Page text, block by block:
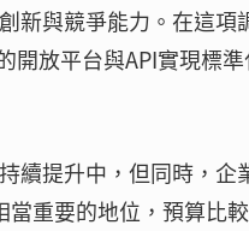
與競爭能力。在這項
放平台與API實現標
續提升中，但同時，企
重要的地位，預算比